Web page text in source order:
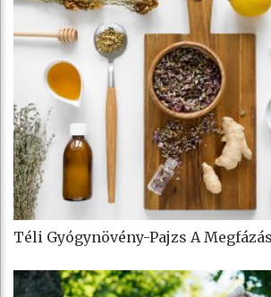
Téli Gyógynövény-Pajzs A